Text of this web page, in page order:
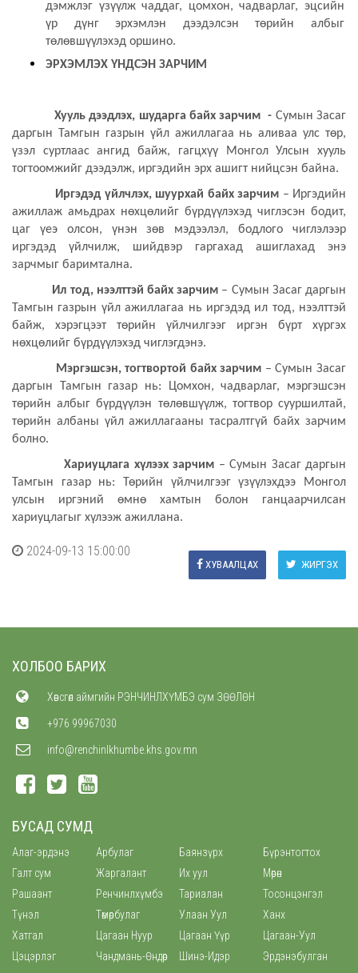
дэмжлэг үзүүлж чаддаг, цомхон, чадварлаг, эцсийн
үр дүнг эрхэмлэн дээдэлсэн төрийн албыг
төлөвшүүлэхэд оршино.
ЭРХЭМЛЭХ ҮНДСЭН ЗАРЧИМ
Хууль дээдлэх, шударга байх зарчим - Сумын Засаг
даргын Тамгын газрын үйл ажиллагаа нь аливаа улс төр,
үзэл суртлаас ангид байж, гагцхүү Монгол Улсын хууль
тогтоомжийг дээдэлж, иргэдийн эрх ашигт нийцсэн байна.
Иргэдэд үйлчлэх, шуурхай байх зарчим – Иргэдийн
ажиллаж амьдрах нөхцөлийг бүрдүүлэхэд чиглэсэн бодит,
цаг үеэ олсон, үнэн зөв мэдээлэл, бодлого чиглэлээр
иргэдэд үйлчилж, шийдвэр гаргахад ашиглахад энэ
зарчмыг баримтална.
Ил тод, нээлттэй байх зарчим – Сумын Засаг даргын
Тамгын газрын үйл ажиллагаа нь иргэдэд ил тод, нээлттэй
байж, хэрэгцээт төрийн үйлчилгээг иргэн бүрт хүргэх
нөхцөлийг бүрдүүлэхэд чиглэгдэнэ.
Мэргэшсэн, тогтвортой байх зарчим – Сумын Засаг
даргын Тамгын газар нь: Цомхон, чадварлаг, мэргэшсэн
төрийн албыг бүрдүүлэн төлөвшүүлж, тогтвор сууршилтай,
төрийн албаны үйл ажиллагааны тасралтгүй байх зарчим
болно.
Хариуцлага хүлээх зарчим – Сумын Засаг даргын
Тамгын газар нь: Төрийн үйлчилгээг үзүүлэхдээ Монгол
улсын иргэний өмнө хамтын болон ганцаарчилсан
хариуцлагыг хүлээж ажиллана.
2024-09-13 15:00:00
ЖИРГЭХ
ХУВААЛЦАХ
ХОЛБОО БАРИХ
Хөвсгөл аймгийн РЭНЧИНЛХҮМБЭ сум ЗӨӨЛӨН
+976 99967030
info@renchinlkhumbe.khs.gov.mn
БУСАД СУМД
Алаг-эрдэнэ Арбулаг Баянзүрх
Бүрэнтогтох
Галт сум
Жаргалант Их уул
Мөрөн
Рашаант
Ренчинлхүмбэ Тариалан
Тосонцэнгэл
Түнэл
Төмөрбулаг Улаан Уул
Ханх
Хатгал
Цагаан Нуур Цагаан Үүр
Цагаан-Уул
Цэцэрлэг
Чандмань-Өндөр Шинэ-Идэр Эрдэнэбулган